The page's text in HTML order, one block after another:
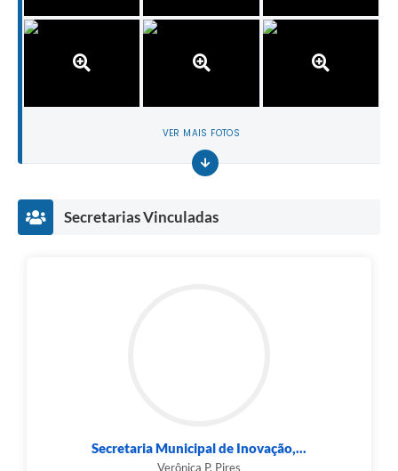
VER MAIS FOTOS
Secretarias Vinculadas
Secretaria Municipal de Inovação,...
Verônica P. Pires